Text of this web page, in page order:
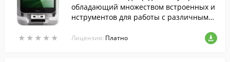
★ ★ ★ ★ ★
★ ★ ★ ★ ★
обладающий множеством встроенных и
нструментов для работы с различными
сти установки дополнительного софта.
Лицензия: Платно